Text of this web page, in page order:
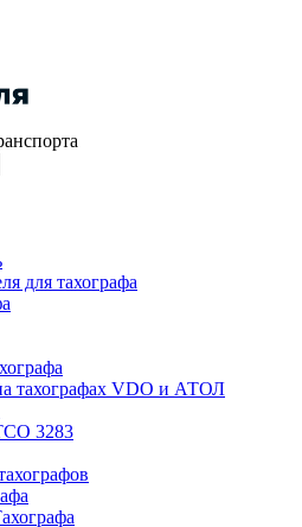
для тахографа
тахографах VDO и АТОЛ
3283